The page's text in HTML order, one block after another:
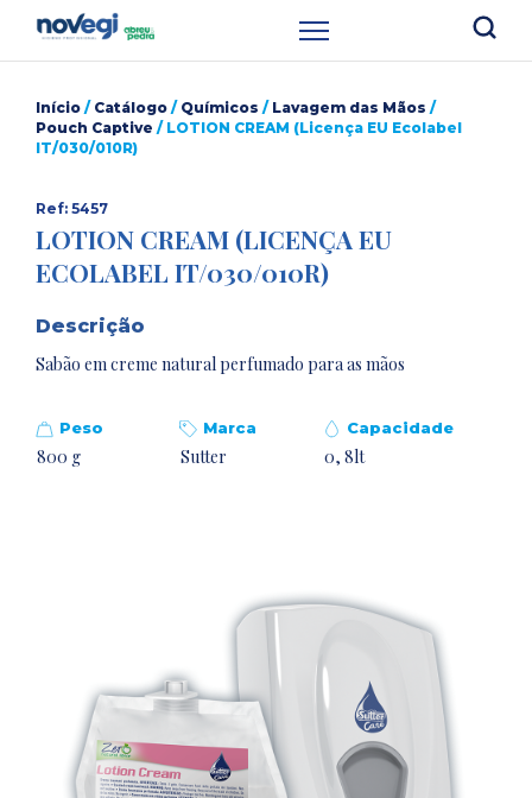
Início / Catálogo / Químicos / Lavagem das Mãos /
Pouch Captive / LOTION CREAM (Licença EU Ecolabel
IT/030/010R)
Ref: 5457
LOTION CREAM (LICENÇA EU
ECOLABEL IT/030/010R)
Descrição
Sabão em creme natural perfumado para as mãos
Peso
800 g
Marca
Sutter
Capacidade
0, 8lt